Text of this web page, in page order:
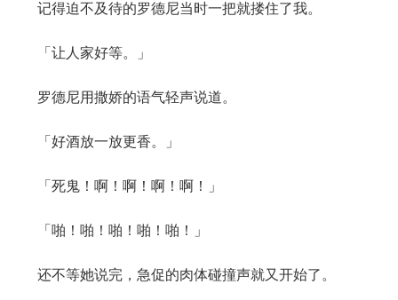
记得迫不及待的罗德尼当时一把就搂住了我。
「让人家好等。」
罗德尼用撒娇的语气轻声说道。
「好酒放一放更香。」
「死鬼！啊！啊！啊！啊！」
「啪！啪！啪！啪！啪！」
还不等她说完，急促的肉体碰撞声就又开始了。